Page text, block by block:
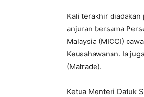
Kali terakhir diadakan
anjuran bersama
Malaysia (MICCI)
Keusahawanan. Ia
(Matrade).
Ketua Menteri Datuk